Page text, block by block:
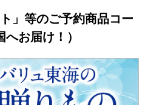
」等のご予約商品コー
お届け！）